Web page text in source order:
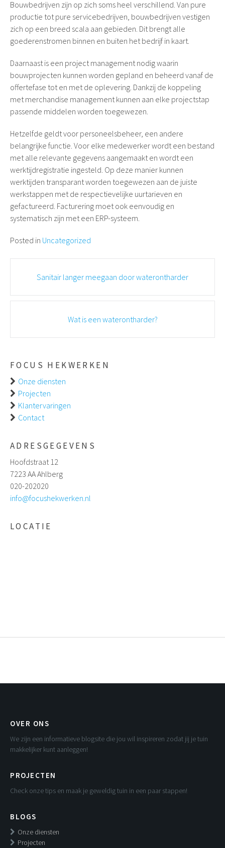
Bouwbedrijven zijn op zich soms heel verschillend. Van pure
productie tot pure servicebedrijven, bouwbedrijven vestigen
zich op een breed scala aan gebieden. Dit brengt alle
goederenstromen binnen en buiten het bedrijf in kaart.
Daarnaast is een project management nodig waarin
bouwprojecten kunnen worden gepland en beheerd vanaf de
offertefase tot en met de oplevering. Dankzij de koppeling
met merchandise management kunnen aan elke projectstap
passende middelen worden toegewezen.
Hetzelfde geldt voor personeelsbeheer, een andere
belangrijke functie. Voor elke medewerker wordt een bestand
met alle relevante gegevens aangemaakt en wordt een
werktijdregistratie ingesteld. Op deze manier kunnen
werktijden transparant worden toegewezen aan de juiste
werkstappen met de respectievelijke uurtarieven en
gefactureerd. Facturering moet ook eenvoudig en
systematisch zijn met een ERP-systeem.
Posted in Uncategorized
navigation
Sanitair langer meegaan door waterontharder
Wat is een waterontharder?
FOCUS HEKWERKEN
Onze diensten
Projecten
Klantervaringen
Contact
ADRESGEGEVENS
Hoofdstraat 12
7223 AA Ahlberg
020-202020
info@focushekwerken.nl
LOCATIE
OVER ONS
We zijn een informatieve blogsite die jou wil inspireren zodat jij je tuin
makkelijker kunt aanleggen!
PROJECTEN
Check onze tips en maak je geweldig tuin in een paar stappen!
BLOGS
Onze diensten
Projecten